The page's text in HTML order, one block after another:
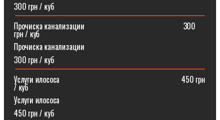
300 грн / куб
Прочиска канализации⠀⠀⠀⠀⠀⠀⠀⠀⠀⠀⠀⠀⠀⠀⠀⠀⠀300
грн / куб
Прочиска канализации
300 грн / куб
Услуги илососа⠀⠀⠀⠀⠀⠀⠀⠀⠀⠀⠀⠀⠀⠀⠀⠀⠀⠀⠀⠀⠀450 грн
/ куб
Услуги илососа
450 грн / куб